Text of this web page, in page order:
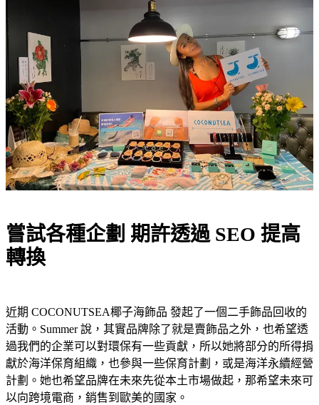
嘗試各種企劃 期許透過 SEO 提高
轉換
近期 COCONUTSEA椰子海飾品 發起了一個二手飾品回收的
活動。Summer 說，其實品牌除了就是賣飾品之外，也希望透
過我們的企業可以對環保有一些貢獻，所以她將部分的所得捐
獻於海洋保育組織，也參與一些保育計劃，或是海洋永續經營
計劃。她也希望品牌在未來先從本土市場做起，那希望未來可
以向跨境電商，銷售到歐美的國家。